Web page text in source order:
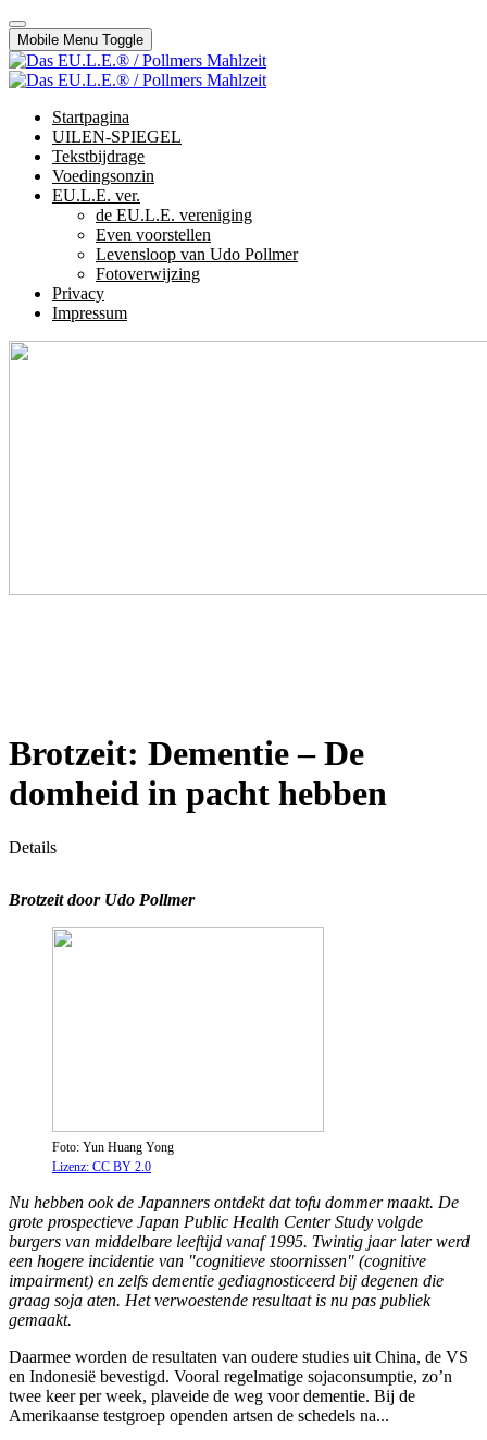
Mobile Menu Toggle
Startpagina
UILEN-SPIEGEL
Tekstbijdrage
Voedingsonzin
EU.L.E. ver.
de EU.L.E. vereniging
Even voorstellen
Levensloop van Udo Pollmer
Fotoverwijzing
Privacy
Impressum
Brotzeit: Dementie – De
domheid in pacht hebben
Details
Brotzeit door Udo Pollmer
Foto: Yun Huang Yong
Lizenz: CC BY 2.0
Nu hebben ook de Japanners ontdekt dat tofu dommer maakt. De
grote prospectieve Japan Public Health Center Study volgde
burgers van middelbare leeftijd vanaf 1995. Twintig jaar later werd
een hogere incidentie van "cognitieve stoornissen" (cognitive
impairment) en zelfs dementie gediagnosticeerd bij degenen die
graag soja aten. Het verwoestende resultaat is nu pas publiek
gemaakt.
Daarmee worden de resultaten van oudere studies uit China, de VS
en Indonesië bevestigd. Vooral regelmatige sojaconsumptie, zo’n
twee keer per week, plaveide de weg voor dementie. Bij de
Amerikaanse testgroep openden artsen de schedels na...